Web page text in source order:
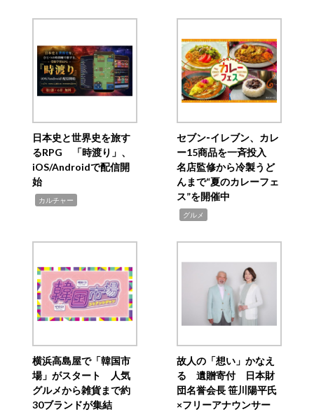
日本史と世界史を旅す
るRPG 「時渡り」、
iOS/Androidで配信開
始
カルチャー
セブン‐イレブン、カレ
ー15商品を一斉投入
名店監修から冷製うど
んまで“夏のカレーフェ
ス”を開催中
グルメ
横浜高島屋で「韓国市
場」がスタート 人気
グルメから雑貨まで約
30ブランドが集結
故人の「想い」かなえ
る 遺贈寄付 日本財
団名誉会長 笹川陽平氏
×フリーアナウンサー